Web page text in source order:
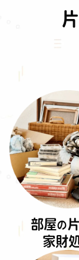
部屋の
家財